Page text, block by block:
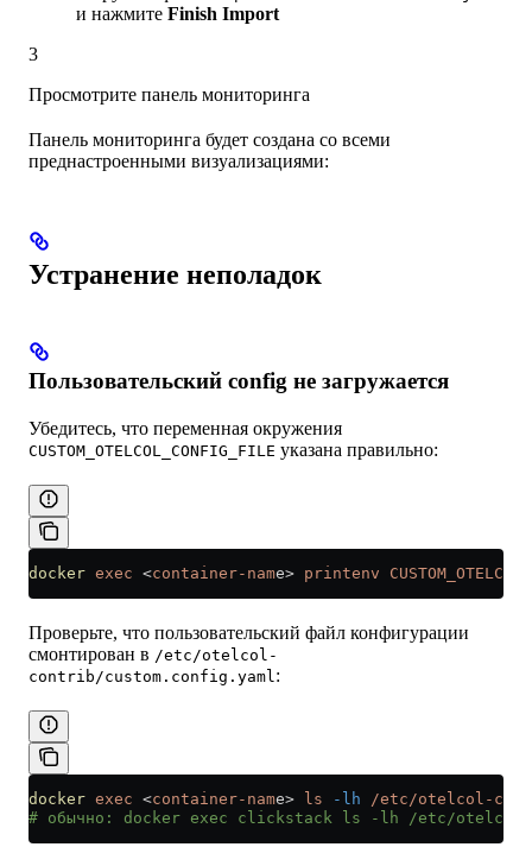
и нажмите Finish Import
3
Просмотрите панель мониторинга
Панель мониторинга будет создана со всеми
преднастроенными визуализациями:
Устранение неполадок
Пользовательский config не загружается
Убедитесь, что переменная окружения
CUSTOM_OTELCOL_CONFIG_FILE указана правильно:
docker exec <container-name> printenv
Проверьте, что пользовательский файл конфигурации
смонтирован в /etc/otelcol-
contrib/custom.config.yaml:
docker exec <container-name> ls -lh /etc/otelcol-
# обычно: docker exec clickstack ls -lh /etc/otelcol-